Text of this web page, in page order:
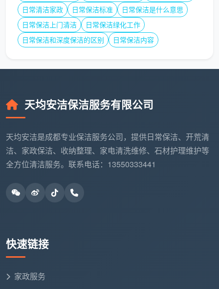
日常清洁家政
日常保洁标准
日常保洁是什么意思
日常保洁上门清洁
日常保洁绿化工作
日常保洁和深度保洁的区别
日常保洁内容
天均安洁保洁服务有限公司
天均安洁是成都专业保洁服务公司，提供日常保洁、开荒清
洁、家政保洁、收纳整理、家电清洗维修、石材护理维护等
全方位清洁服务。联系电话：13550333441
快速链接
家政服务